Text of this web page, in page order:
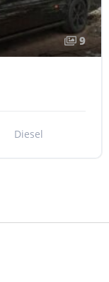
9
Diesel